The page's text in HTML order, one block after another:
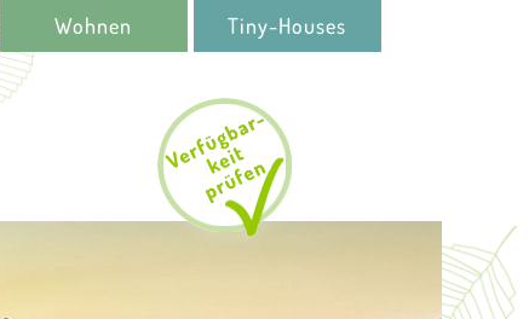
Wohnen Tiny-Houses